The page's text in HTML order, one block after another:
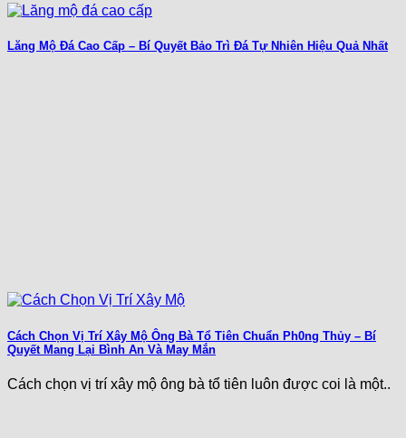
Lăng Mộ Đá Cao Cấp – Bí Quyết Bảo Trì Đá Tự Nhiên Hiệu Quả Nhất
Cách Chọn Vị Trí Xây Mộ Ông Bà Tổ Tiên Chuẩn Ph0ng Thủy – Bí
Quyết Mang Lại Bình An Và May Mắn
Cách chọn vị trí xây mộ ông bà tổ tiên luôn được coi là một..